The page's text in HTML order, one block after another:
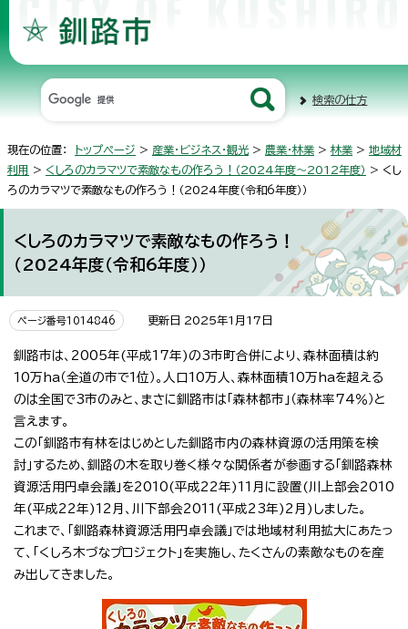
検索の仕方
現在の位置： トップページ > 産業・ビジネス・観光 > 農業・林業 > 林業 > 地域材
利用
> くしろのカラマツで素敵なもの作ろう！（2024年度～2012年度） > くし
ろのカラマツで素敵なもの作ろう！（2024年度（令和6年度））
くしろのカラマツで素敵なもの作ろう！
（2024年度（令和6年度））
ページ番号1014846 更新日 2025年1月17日
釧路市は、2005年(平成17年)の3市町合併により、森林面積は約
10万ha（全道の市で1位）。人口10万人、森林面積10万haを超える
のは全国で3市のみと、まさに釧路市は「森林都市」（森林率74％）と
言えます。
この「釧路市有林をはじめとした釧路市内の森林資源の活用策を検
討」するため、釧路の木を取り巻く様々な関係者が参画する「釧路森林
資源活用円卓会議」を2010(平成22年)11月に設置(川上部会2010
年(平成22年)12月、川下部会2011(平成23年)2月)しました。
これまで、「釧路森林資源活用円卓会議」では地域材利用拡大にあたっ
て、「くしろ木づなプロジェクト」を実施し、たくさんの素敵なものを産
み出してきました。